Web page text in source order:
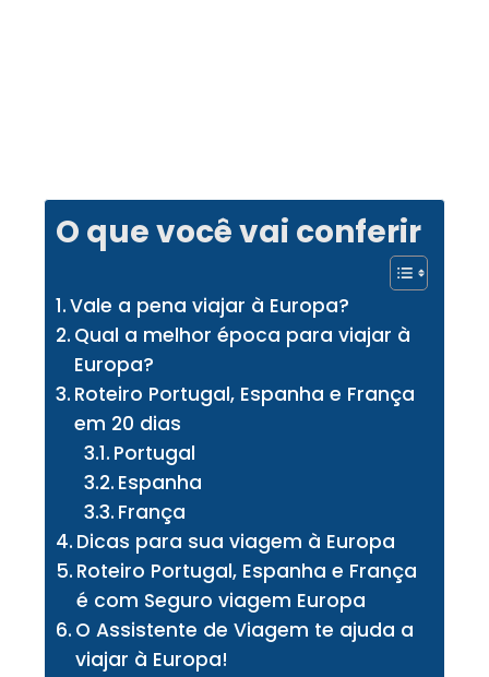
O que você vai conferir
Vale a pena viajar à Europa?
Qual a melhor época para viajar à
Europa?
Roteiro Portugal, Espanha e França
em 20 dias
Portugal
Espanha
França
Dicas para sua viagem à Europa
Roteiro Portugal, Espanha e França
é com Seguro viagem Europa
O Assistente de Viagem te ajuda a
viajar à Europa!